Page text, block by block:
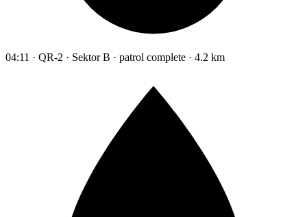
04:11 · QR-2 · Sektor B · patrol complete · 4.2 km